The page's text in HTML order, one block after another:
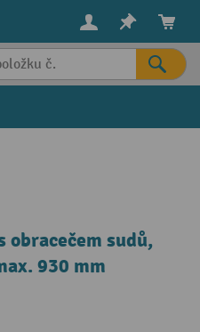
obracečem sudů,
930 mm